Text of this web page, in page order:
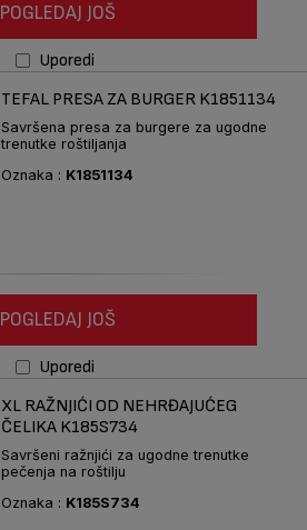
POGLEDAJ JOŠ
Uporedi
TEFAL PRESA ZA BURGER K1851134
Savršena presa za burgere za ugodne
trenutke roštiljanja
Oznaka : K1851134
POGLEDAJ JOŠ
Uporedi
XL RAŽNJIĆI OD NEHRĐAJUĆEG
ČELIKA K185S734
Savršeni ražnjići za ugodne trenutke
pečenja na roštilju
Oznaka : K185S734